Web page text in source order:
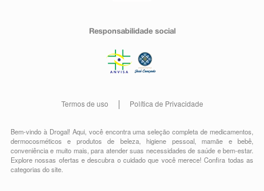
Responsabilidade social
Termos de uso Política de Privacidade
Bem-vindo à Drogal! Aqui, você encontra uma seleção completa demedicamentos,
dermocosméticos e produtos de beleza,higiene pessoal,mamãe e bebê,
conveniênciae muito mais, para atender suas necessidades de saúde e bem-estar.
Explore nossas ofertas e descubra o cuidado que você merece!Confira todas as
categorias do site.